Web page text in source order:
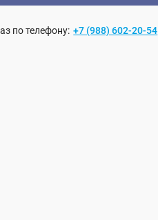
по телефону: +7 (988) 602-20-54